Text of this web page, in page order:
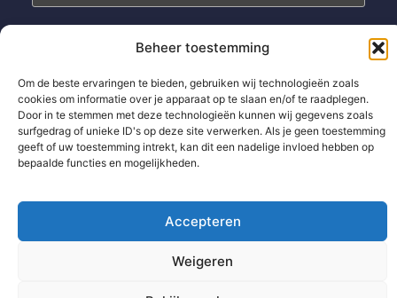
Beheer toestemming
Om de beste ervaringen te bieden, gebruiken wij technologieën zoals
cookies om informatie over je apparaat op te slaan en/of te raadplegen.
Door in te stemmen met deze technologieën kunnen wij gegevens zoals
surfgedrag of unieke ID's op deze site verwerken. Als je geen toestemming
geeft of uw toestemming intrekt, kan dit een nadelige invloed hebben op
bepaalde functies en mogelijkheden.
Accepteren
Weigeren
Cookiebeleid (EU) Ons team Over ons Partners
Website index Uit De Media
Backlinks kopen: wat jij moet weten voor betere SEO-resultaten